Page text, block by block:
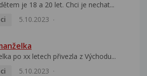
je 18 a 20 let. Chci je nechat...
5.10.2023
po xx letech přivezla z Východu...
5.10.2023